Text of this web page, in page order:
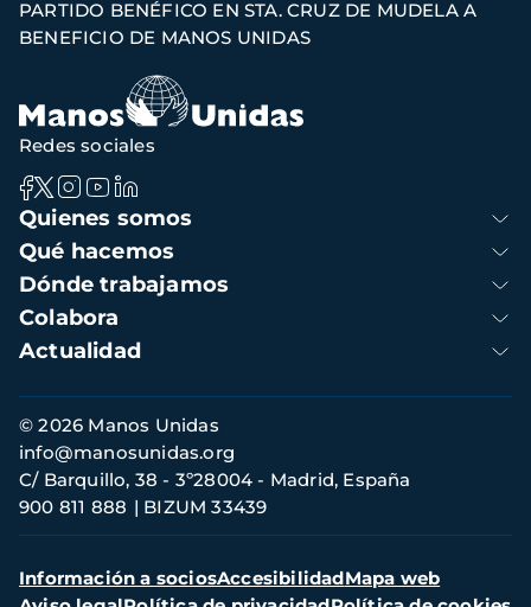
navegación
PARTIDO BENÉFICO EN STA. CRUZ DE MUDELA A
BENEFICIO DE MANOS UNIDAS
Navegación
principal
Quienes somos
Qué hacemos
Dónde trabajamos
Colabora
Actualidad
Redes sociales
Información
de
contacto
© 2026 Manos Unidas
C/ Barquillo, 38 - 3º28004 - Madrid, España
900 811 888
BIZUM 33439
info@manosunidas.org
Menú
secundario
Información a sociosAccesibilidadMapa web